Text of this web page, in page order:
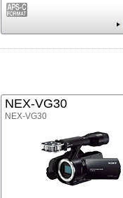
NEX-VG30
NEX-VG30